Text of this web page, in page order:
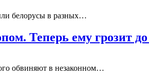
белорусы в разных…
Теперь ему грозит
обвиняют в незаконном…